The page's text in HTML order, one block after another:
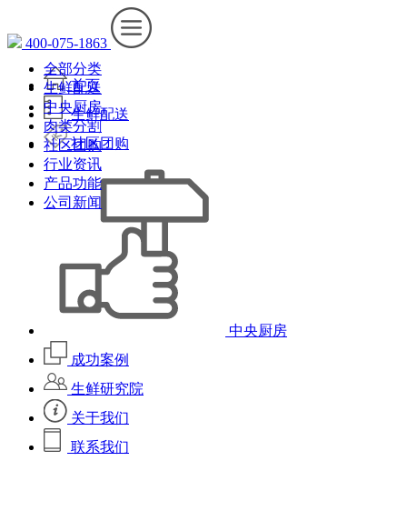
400-075-1863
首页
生鲜配送
社区团购
中央厨房
成功案例
生鲜研究院
关于我们
联系我们
全部分类
生鲜配送
中央厨房
肉类分割
社区团购
行业资讯
产品功能
公司新闻